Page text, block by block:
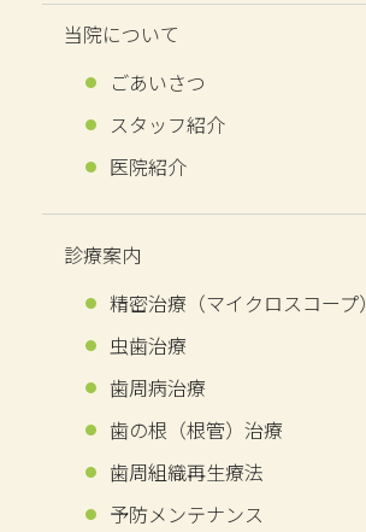
当院について
ごあいさつ
スタッフ紹介
医院紹介
診療案内
精密治療 （マイクロスコープ）
虫歯治療
歯周病治療
歯の​根​（根管）​治療
歯周組織再生療法
予防メンテナンス